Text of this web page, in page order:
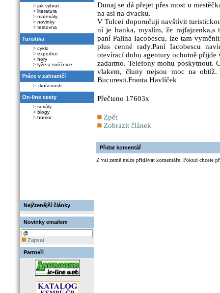
> jak vybrat
> literatura
> materiály
> novinky
> testovna
Turistika
> cyklo
> expedice
> hory
> lyže a sněžnice
Práce v zahraničí
> zkušenosti
On-line cesty
> seriály
> blogy
> humor
Nejčtenější články
Novinky emailem
Zapsat
Partneři
Dunaj se dá přejet přes most u
na asi na dvacku.
V Tulcei doporučuji navštívit
ní je banka, myslím, že rajfajzenka,s
paní Palina Iacobescu, lze tam
plus cenné rady.Paní Iacobescu
otevírací dobu agentury ochotně
zadarmo. Telefony mohu poskytnout.
vlakem, čluny nejsou moc na
Bucuresti.Franta Havlíček
Přečteno 17603x
Zpět
Zobrazit článek
Přidat komentář
Z vaí země nelze přidávat komentáře. Pokud chcete